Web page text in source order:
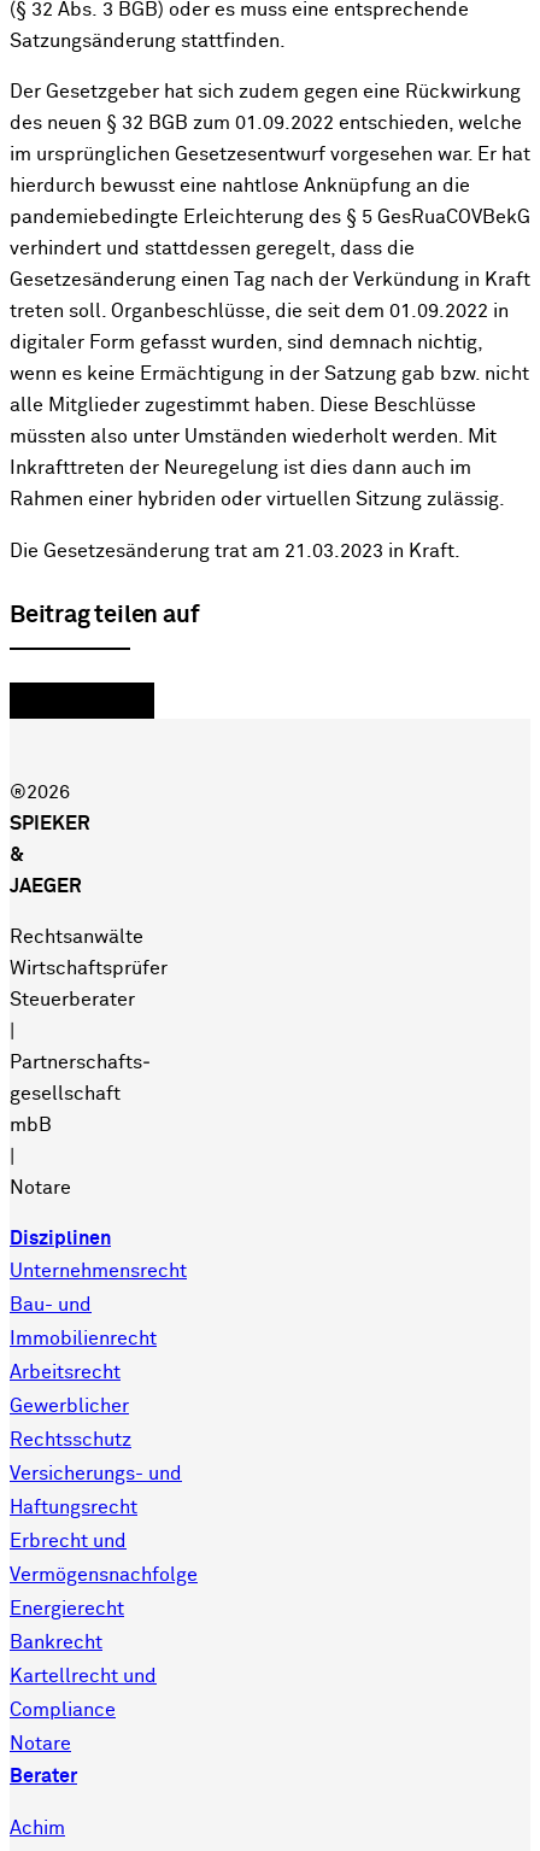
(§ 32 Abs. 3 BGB) oder es muss eine entsprechende
Satzungsänderung stattfinden.
Der Gesetzgeber hat sich zudem gegen eine Rückwirkung
des neuen § 32 BGB zum 01.09.2022 entschieden, welche
im ursprünglichen Gesetzesentwurf vorgesehen war. Er hat
hierdurch bewusst eine nahtlose Anknüpfung an die
pandemiebedingte Erleichterung des § 5 GesRuaCOVBekG
verhindert und stattdessen geregelt, dass die
Gesetzesänderung einen Tag nach der Verkündung in Kraft
treten soll. Organbeschlüsse, die seit dem 01.09.2022 in
digitaler Form gefasst wurden, sind demnach nichtig,
wenn es keine Ermächtigung in der Satzung gab bzw. nicht
alle Mitglieder zugestimmt haben. Diese Beschlüsse
müssten also unter Umständen wiederholt werden. Mit
Inkrafttreten der Neuregelung ist dies dann auch im
Rahmen einer hybriden oder virtuellen Sitzung zulässig.
Die Gesetzesänderung trat am 21.03.2023 in Kraft.
Beitrag teilen auf
®2026
SPIEKER
&
JAEGER
Rechtsanwälte
Wirtschaftsprüfer
Steuerberater
Partnerschafts­
gesellschaft
mbB
Notare
Disziplinen
Unternehmensrecht
Bau- und
Immobilienrecht
Arbeitsrecht
Gewerblicher
Rechtsschutz
Versicherungs- und
Haftungsrecht
Erbrecht und
Vermögensnachfolge
Energierecht
Bankrecht
Kartellrecht und
Compliance
Notare
Berater
Achim